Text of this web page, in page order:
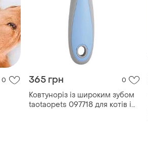
0 365 грн 0
Ковтуноріз із широким зубом
taotaopets 097718 для котів і